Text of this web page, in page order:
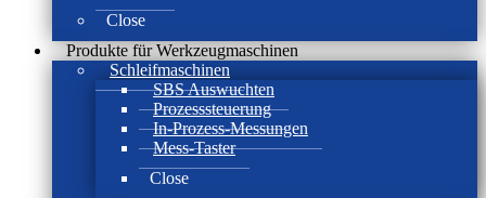
Close
Produkte für Werkzeugmaschinen
Schleifmaschinen
SBS Auswuchten
Prozesssteuerung
In-Prozess-Messungen
Mess-Taster
Close